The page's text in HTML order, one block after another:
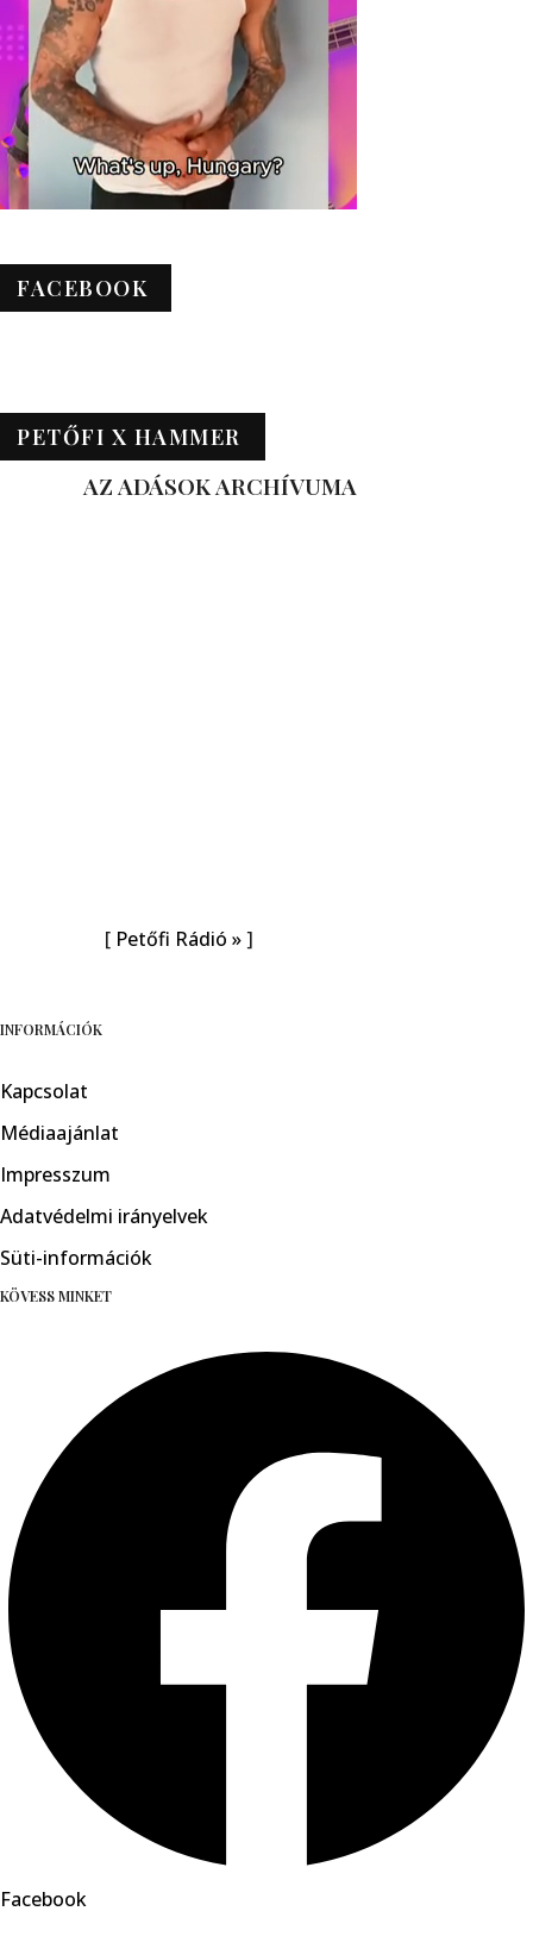
FACEBOOK
PETŐFI X HAMMER
AZ ADÁSOK ARCHÍVUMA
[ Petőfi Rádió »]
INFORMÁCIÓK
Kapcsolat
Médiaajánlat
Impresszum
Adatvédelmi irányelvek
Süti-információk
KÖVESS MINKET
Facebook